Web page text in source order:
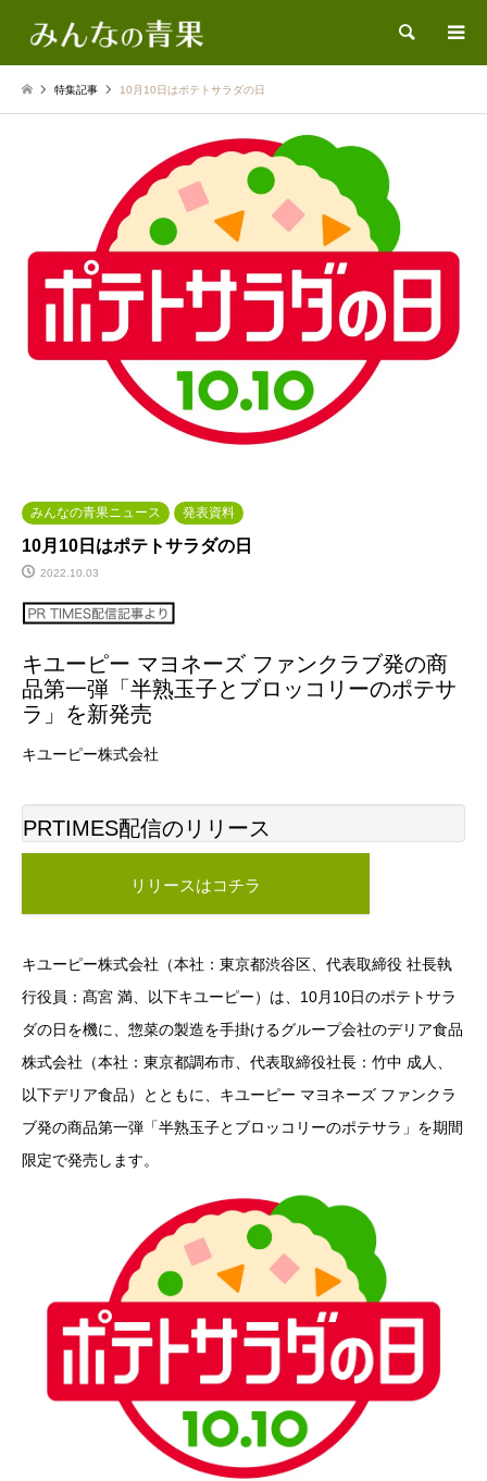
検索
特集記事 10月10日はポテトサラダの日
みんなの青果ニュース 発表資料
10月10日はポテトサラダの日
2022.10.03
キユーピー マヨネーズ ファンクラブ発の商
品第一弾「半熟玉子とブロッコリーのポテサ
ラ」を新発売
キユーピー株式会社
PRTIMES配信のリリース
リリースはコチラ
キユーピー株式会社（本社：東京都渋谷区、代表取締役 社長執
行役員：髙宮 満、以下キユーピー）は、10月10日のポテトサラ
ダの日を機に、惣菜の製造を手掛けるグループ会社のデリア食品
株式会社（本社：東京都調布市、代表取締役社長：竹中 成人、
以下デリア食品）とともに、キユーピー マヨネーズ ファンクラ
ブ発の商品第一弾「半熟玉子とブロッコリーのポテサラ」を期間
限定で発売します。